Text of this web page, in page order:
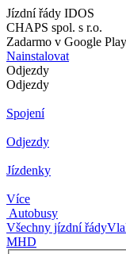
Jízdní řády IDOS
CHAPS spol. s r.o.
Zadarmo v Google Play
Nainstalovat
Odjezdy
Odjezdy
Spojení
Odjezdy
Jízdenky
Více
Autobusy
Všechny jízdní řády
MHD